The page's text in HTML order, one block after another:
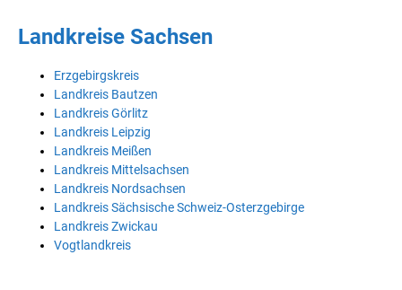
Landkreise Sachsen
Erzgebirgskreis
Landkreis Bautzen
Landkreis Görlitz
Landkreis Leipzig
Landkreis Meißen
Landkreis Mittelsachsen
Landkreis Nordsachsen
Landkreis Sächsische Schweiz-Osterzgebirge
Landkreis Zwickau
Vogtlandkreis